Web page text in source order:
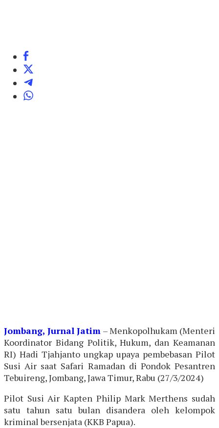
Jombang, Jurnal Jatim – Menkopolhukam (Menteri
Koordinator Bidang Politik, Hukum, dan Keamanan
RI) Hadi Tjahjanto ungkap upaya pembebasan Pilot
Susi Air saat Safari Ramadan di Pondok Pesantren
Tebuireng, Jombang, Jawa Timur, Rabu (27/3/2024)
Pilot Susi Air Kapten Philip Mark Merthens sudah
satu tahun satu bulan disandera oleh kelompok
kriminal bersenjata (KKB Papua).